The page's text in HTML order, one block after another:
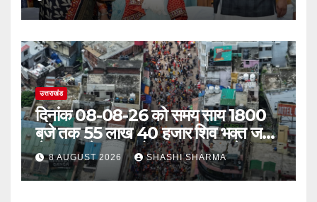
उत्तराखंड
दिनांक 08-08-26 को समय साय 1800
बजे तक 55 लाख 40 हजार शिव भक्त जल
लेकर अपने गंतव्य को प्रस्थान कर चुके
8 AUGUST 2026 SHASHI SHARMA